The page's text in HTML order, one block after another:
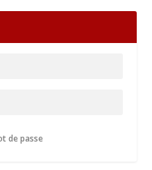
de passe